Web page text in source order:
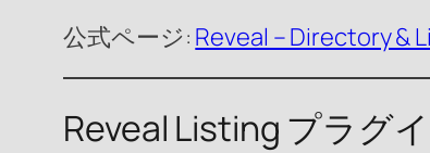
公式ページ: Reveal – Directory &
Reveal Listing プラグ